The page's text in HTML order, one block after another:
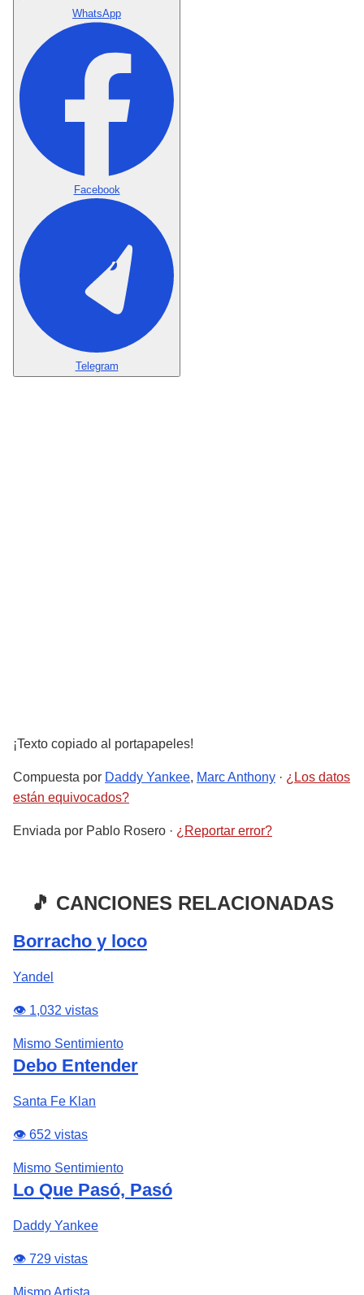
WhatsApp
Facebook
Telegram
¡Texto copiado al portapapeles!
Compuesta por Daddy Yankee, Marc Anthony · ¿Los datos
están equivocados?
Enviada por Pablo Rosero · ¿Reportar error?
🎵 CANCIONES RELACIONADAS
Borracho y loco
Yandel
👁️ 1,032 vistas
Mismo Sentimiento
Debo Entender
Santa Fe Klan
👁️ 652 vistas
Mismo Sentimiento
Lo Que Pasó, Pasó
Daddy Yankee
👁️ 729 vistas
Mismo Artista